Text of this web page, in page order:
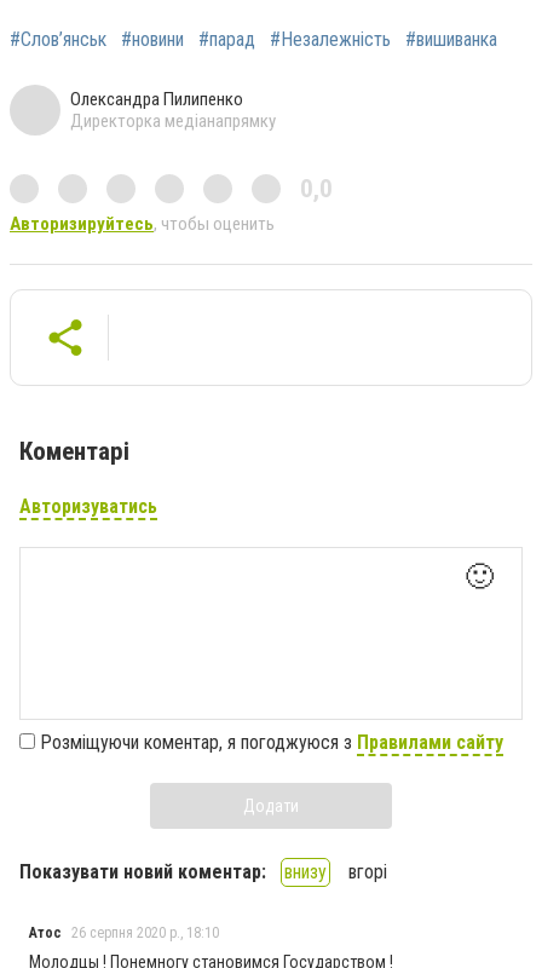
#Слов’янськ #новини #парад #Незалежність #вишиванка
Олександра Пилипенко
Директорка медіанапрямку
0,0
Авторизируйтесь, чтобы оценить
Коментарі
Авторизуватись
🙂
Розміщуючи коментар, я погоджуюся з Правилами сайту
Додати
Показувати новий коментар: внизу вгорі
Атос 26 серпня 2020 р., 18:10
Молодцы ! Понемногу становимся Государством !